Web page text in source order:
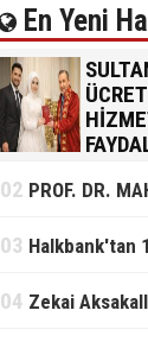
En Yeni
olan
ücretsiz
02 PROF. DR. MAHMUD ESAD COŞAN,
03 Halkbank'tan 15 Temmuz'a
04 Zekai Aksakallı'dan